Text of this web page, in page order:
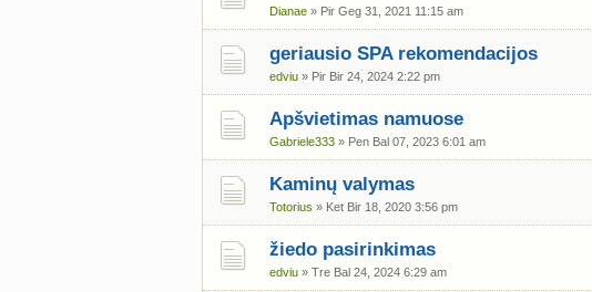
Dianae » Pir Geg 31, 2021 11:15 am
geriausio SPA rekomendacijos
edviu » Pir Bir 24, 2024 2:22 pm
Apšvietimas namuose
Gabriele333 » Pen Bal 07, 2023 6:01 am
Kaminų valymas
Totorius » Ket Bir 18, 2020 3:56 pm
žiedo pasirinkimas
edviu » Tre Bal 24, 2024 6:29 am